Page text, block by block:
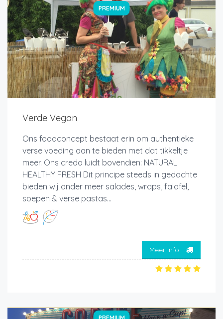
PREMIUM
Verde Vegan
Ons foodconcept bestaat erin om authentieke
verse voeding aan te bieden met dat tikkeltje
meer. Ons credo luidt bovendien: NATURAL
HEALTHY FRESH Dit principe steeds in gedachte
bieden wij onder meer salades, wraps, falafel,
soepen & verse pastas...
Meer info